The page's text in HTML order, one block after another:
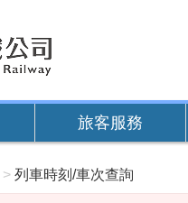
旅客服務
列車時刻/車次查詢